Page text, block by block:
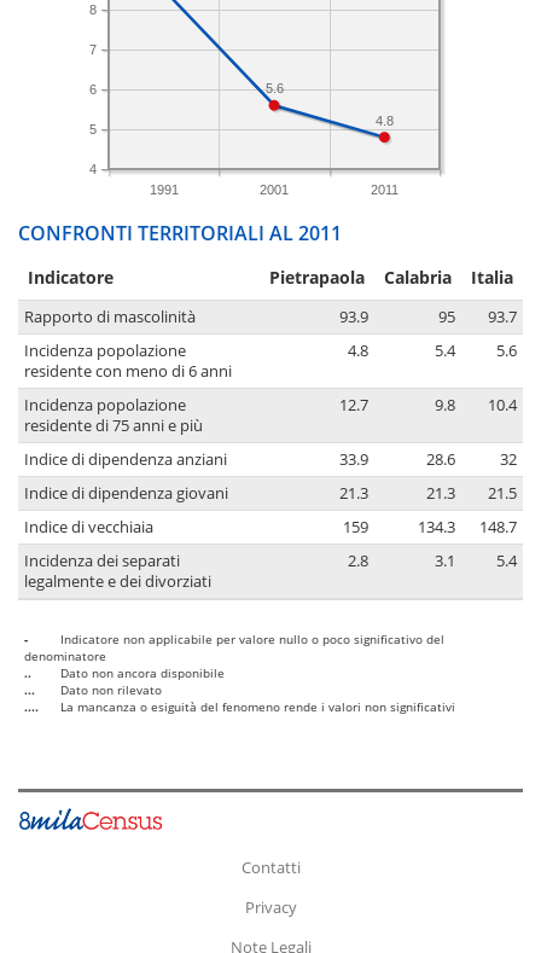
1991 2001 2011
4
5
6
7
8
4.8
5.6
CONFRONTI TERRITORIALI AL 2011
Indicatore Pietrapaola Calabria Italia
Rapporto di mascolinità 93.9 95
93.7
Incidenza popolazione
residente con meno di 6 anni
4.8 5.4 5.6
Incidenza popolazione
residente di 75 anni e più
12.7 9.8 10.4
Indice di dipendenza anziani 33.9 28.6
32
Indice di dipendenza giovani
21.3 21.3
21.5
Indice di vecchiaia
159 134.3
148.7
Incidenza dei separati
legalmente e dei divorziati
2.8 3.1 5.4
-
Indicatore non applicabile per valore nullo o poco significativo del
denominatore
..
Dato non ancora disponibile
...
Dato non rilevato
....
La mancanza o esiguità del fenomeno rende i valori non significativi
Contatti
Privacy
Note Legali